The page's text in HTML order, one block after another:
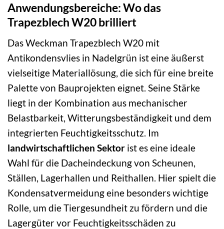
Anwendungsbereiche: Wo das
Trapezblech W20 brilliert
Das Weckman Trapezblech W20 mit
Antikondensvlies in Nadelgrün ist eine äußerst
vielseitige Materiallösung, die sich für eine breite
Palette von Bauprojekten eignet. Seine Stärke
liegt in der Kombination aus mechanischer
Belastbarkeit, Witterungsbeständigkeit und dem
integrierten Feuchtigkeitsschutz. Im
landwirtschaftlichen Sektor ist es eine ideale
Wahl für die Dacheindeckung von Scheunen,
Ställen, Lagerhallen und Reithallen. Hier spielt die
Kondensatvermeidung eine besonders wichtige
Rolle, um die Tiergesundheit zu fördern und die
Lagergüter vor Feuchtigkeitsschäden zu